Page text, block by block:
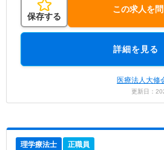
保存する
この求人を
詳細を見る
医療法人大
更新日：
理学療法士 正職員